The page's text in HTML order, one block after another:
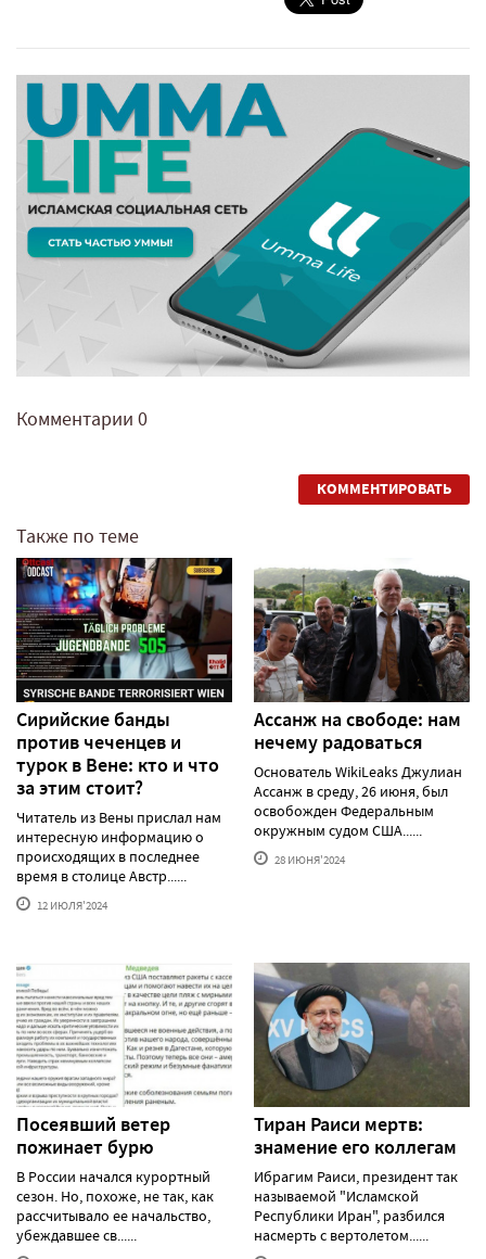
Комментарии 0
КОММЕНТИРОВАТЬ
Также по теме
Сирийские банды
против чеченцев и
турок в Вене: кто и что
за этим стоит?
Читатель из Вены прислал нам
интересную информацию о
происходящих в последнее
время в столице Австр......
12 ИЮЛЯ'2024
Ассанж на свободе: нам
нечему радоваться
Основатель WikiLeaks Джулиан
Ассанж в среду, 26 июня, был
освобожден Федеральным
окружным судом США......
28 ИЮНЯ'2024
Посеявший ветер
пожинает бурю
В России начался курортный
сезон. Но, похоже, не так, как
рассчитывало ее начальство,
убеждавшее св......
Тиран Раиси мертв:
знамение его коллегам
Ибрагим Раиси, президент так
называемой "Исламской
Республики Иран", разбился
насмерть с вертолетом......